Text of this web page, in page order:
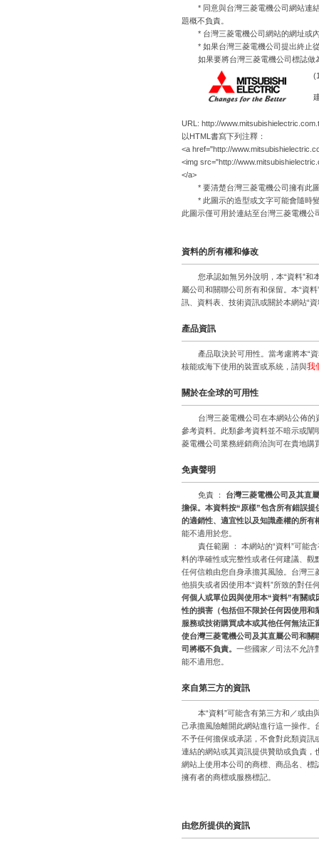
* 同意與台灣三菱電機公司網站連
題概不負責。
* 台灣三菱電機公司網站的網址或
* 如果台灣三菱電機公司提出終止
如果要將台灣三菱電機公司標誌做
URL: http://
以HTML書寫下列注釋：
<a href="http://
<img src="http://
</a>
* 要清楚台灣三菱電機公司擁有此
* 此圖示的造型或文字可能會隨時
此圖示僅可用於連結至台灣三菱電機
資料的所有權和修改
您承認如無另外說明，本“資料”和
屬公司和關聯公司所有和保留。本“資
訊、資料表、技術資訊或關於本網站“
產品資訊
產品取決於可用性。當考慮將本“
核能或海下使用的裝置或系統，請與我
關於在全球的可用性
台灣三菱電機公司在本網站公佈
參考資料。此類參考資料並不暗示或
菱電機公司業務經銷商洽詢可在貴地購
免責聲明
免責 ：
台灣三菱電機公司及其直
擔保。本資料按“原樣”包含所有錯誤提
的適銷性、適宜性以及知識產權的所有
能不適用於您。
責任範圍 ： 本網站的“資料”可能
料的準確性或完整性或者任何建議、
任何信賴由您自身承擔其風險。台灣三
他損失或者因使用本“資料”所致的對任
何個人或單位因與使用本“資料”有關或
性的損害（包括但不限於任何因使用
服務或技術購買成本或其他任何無法
使台灣三菱電機公司及其直屬公司和
司將概不負責。 一些國家／司法不允許
能不適用您。
來自第三方的資訊
本“資料”可能含有第三方和／或
己承擔風險離開此網站進行這一操作
不予任何擔保或承諾，不會對此類資
連結的網站或其資訊提供贊助或負責
網站上使用本公司的商標、商品名、標
擁有者的商標或服務標記。
由您所提供的資訊